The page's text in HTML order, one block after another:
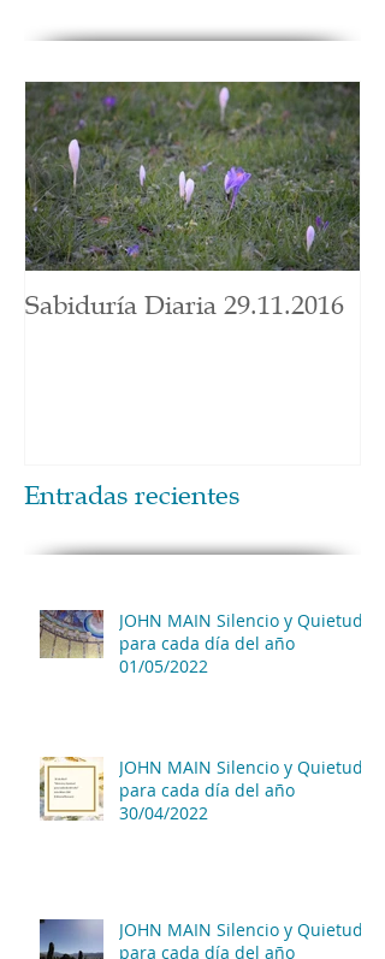
Sabiduría Diaria 29.11.2016
Entradas recientes
JOHN MAIN Silencio y Quietud
para cada día del año
01/05/2022
JOHN MAIN Silencio y Quietud
para cada día del año
30/04/2022
JOHN MAIN Silencio y Quietud
para cada día del año